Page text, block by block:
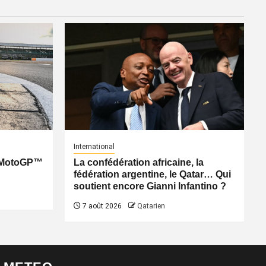
International
La confédération africaine, la
fédération argentine, le Qatar… Qui
soutient encore Gianni Infantino ?
7 août 2026 Qatarien